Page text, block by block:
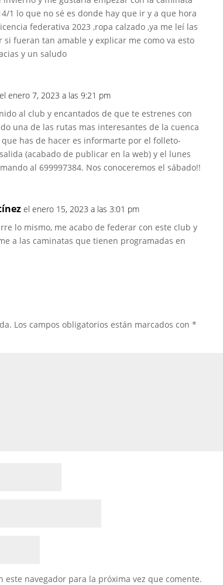
1 lo que no sé es donde hay que ir y a que hora
federativa 2023 ,ropa calzado ,ya me leí las
si fueran tan amable y explicar me como va esto
y un saludo
el enero 7, 2023 a las 9:21 pm
al club y encantados de que te estrenes con
una de las rutas mas interesantes de la cuenca
has de hacer es informarte por el folleto-
(acabado de publicar en la web) y el lunes
al 699997384. Nos conoceremos el sábado!!
el enero 15, 2023 a las 3:01 pm
lo mismo, me acabo de federar con este club y
a las caminatas que tienen programadas en
Los campos obligatorios están marcados con*
navegador para la próxima vez que comente.